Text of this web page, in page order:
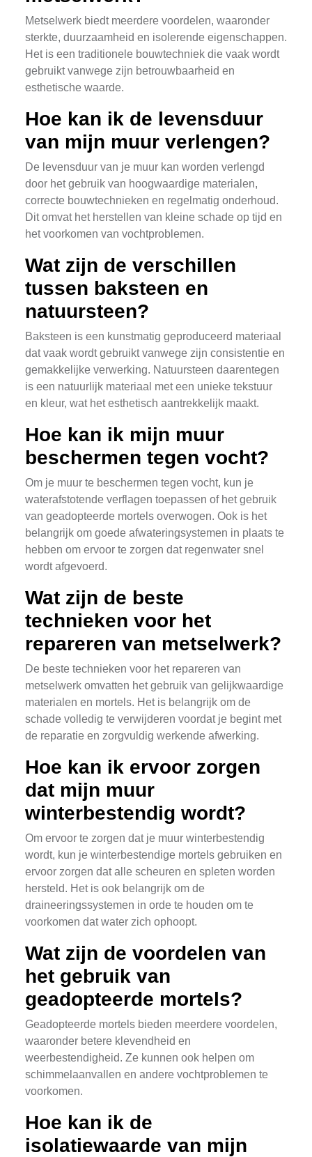
Metselwerk biedt meerdere voordelen, waaronder
sterkte, duurzaamheid en isolerende eigenschappen.
Het is een traditionele bouwtechniek die vaak wordt
gebruikt vanwege zijn betrouwbaarheid en
esthetische waarde.
Hoe kan ik de levensduur
van mijn muur verlengen?
De levensduur van je muur kan worden verlengd
door het gebruik van hoogwaardige materialen,
correcte bouwtechnieken en regelmatig onderhoud.
Dit omvat het herstellen van kleine schade op tijd en
het voorkomen van vochtproblemen.
Wat zijn de verschillen
tussen baksteen en
natuursteen?
Baksteen is een kunstmatig geproduceerd materiaal
dat vaak wordt gebruikt vanwege zijn consistentie en
gemakkelijke verwerking. Natuursteen daarentegen
is een natuurlijk materiaal met een unieke tekstuur
en kleur, wat het esthetisch aantrekkelijk maakt.
Hoe kan ik mijn muur
beschermen tegen vocht?
Om je muur te beschermen tegen vocht, kun je
waterafstotende verflagen toepassen of het gebruik
van geadopteerde mortels overwogen. Ook is het
belangrijk om goede afwateringsystemen in plaats te
hebben om ervoor te zorgen dat regenwater snel
wordt afgevoerd.
Wat zijn de beste
technieken voor het
repareren van metselwerk?
De beste technieken voor het repareren van
metselwerk omvatten het gebruik van gelijkwaardige
materialen en mortels. Het is belangrijk om de
schade volledig te verwijderen voordat je begint met
de reparatie en zorgvuldig werkende afwerking.
Hoe kan ik ervoor zorgen
dat mijn muur
winterbestendig wordt?
Om ervoor te zorgen dat je muur winterbestendig
wordt, kun je winterbestendige mortels gebruiken en
ervoor zorgen dat alle scheuren en spleten worden
hersteld. Het is ook belangrijk om de
draineeringssystemen in orde te houden om te
voorkomen dat water zich ophoopt.
Wat zijn de voordelen van
het gebruik van
geadopteerde mortels?
Geadopteerde mortels bieden meerdere voordelen,
waaronder betere klevendheid en
weerbestendigheid. Ze kunnen ook helpen om
schimmelaanvallen en andere vochtproblemen te
voorkomen.
Hoe kan ik de
isolatiewaarde van mijn